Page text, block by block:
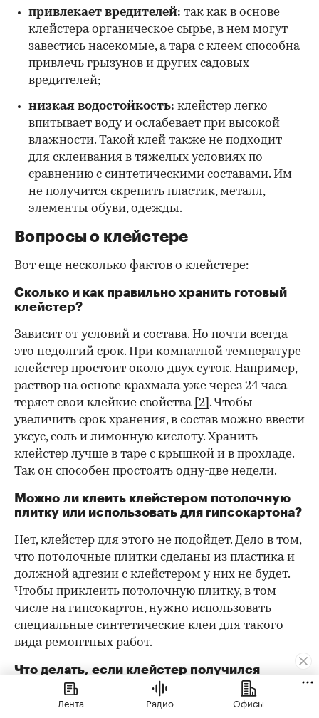
привлекает вредителей: так как в основе
клейстера органическое сырье, в нем могут
завестись насекомые, а тара с клеем способна
привлечь грызунов и других садовых
вредителей;
низкая водостойкость: клейстер легко
впитывает воду и ослабевает при высокой
влажности. Такой клей также не подходит
для склеивания в тяжелых условиях по
сравнению с синтетическими составами. Им
не получится скрепить пластик, металл,
элементы обуви, одежды.
Вопросы о клейстере
Вот еще несколько фактов о клейстере:
Сколько и как правильно хранить готовый
клейстер?
Зависит от условий и состава. Но почти всегда
это недолгий срок. При комнатной температуре
клейстер простоит около двух суток. Например,
раствор на основе крахмала уже через 24 часа
теряет свои клейкие свойства [2] . Чтобы
увеличить срок хранения, в состав можно ввести
уксус, соль и лимонную кислоту. Хранить
клейстер лучше в таре с крышкой и в прохладе.
Так он способен простоять одну-две недели.
Можно ли клеить клейстером потолочную
плитку или использовать для гипсокартона?
Нет, клейстер для этого не подойдет. Дело в том,
что потолочные плитки сделаны из пластика и
должной адгезии с клейстером у них не будет.
Чтобы приклеить потолочную плитку, в том
числе на гипсокартон, нужно использовать
специальные синтетические клеи для такого
вида ремонтных работ.
Что делать, если клейстер получился
слишком густым или жидким?
Изменить консистенцию клейстера можно. Если
Лента Радио Офисы